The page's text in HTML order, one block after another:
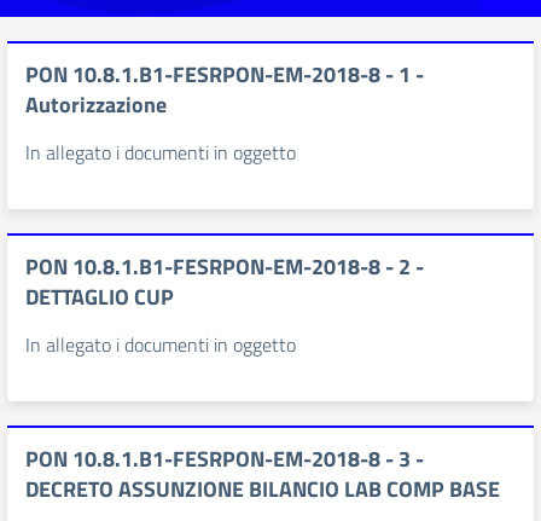
PON 10.8.1.B1-FESRPON-EM-2018-8 - 1 -
Autorizzazione
In allegato i documenti in oggetto
PON 10.8.1.B1-FESRPON-EM-2018-8 - 2 -
DETTAGLIO CUP
In allegato i documenti in oggetto
PON 10.8.1.B1-FESRPON-EM-2018-8 - 3 -
DECRETO ASSUNZIONE BILANCIO LAB COMP BASE